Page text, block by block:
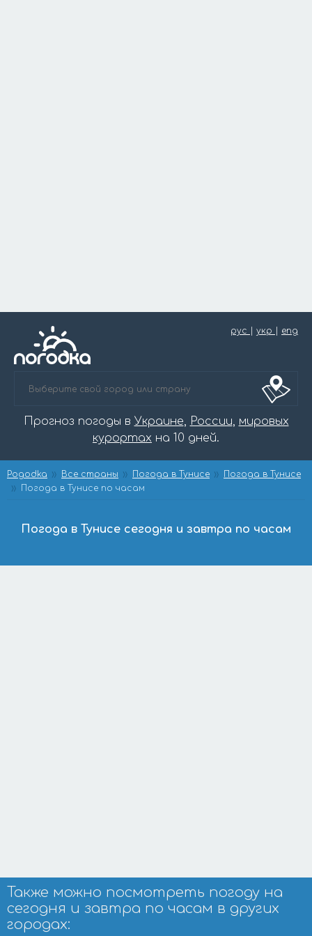
рус укр eng
Прогноз погоды в Украине, России, мировых
курортах на 10 дней.
Pogodka Все страны Погода в Тунисе
Погода в Тунисе
Погода в Тунисе по часам
Погода в Тунисе сегодня и завтра по часам
Также можно посмотреть погоду на
сегодня и завтра по часам в других
городах: